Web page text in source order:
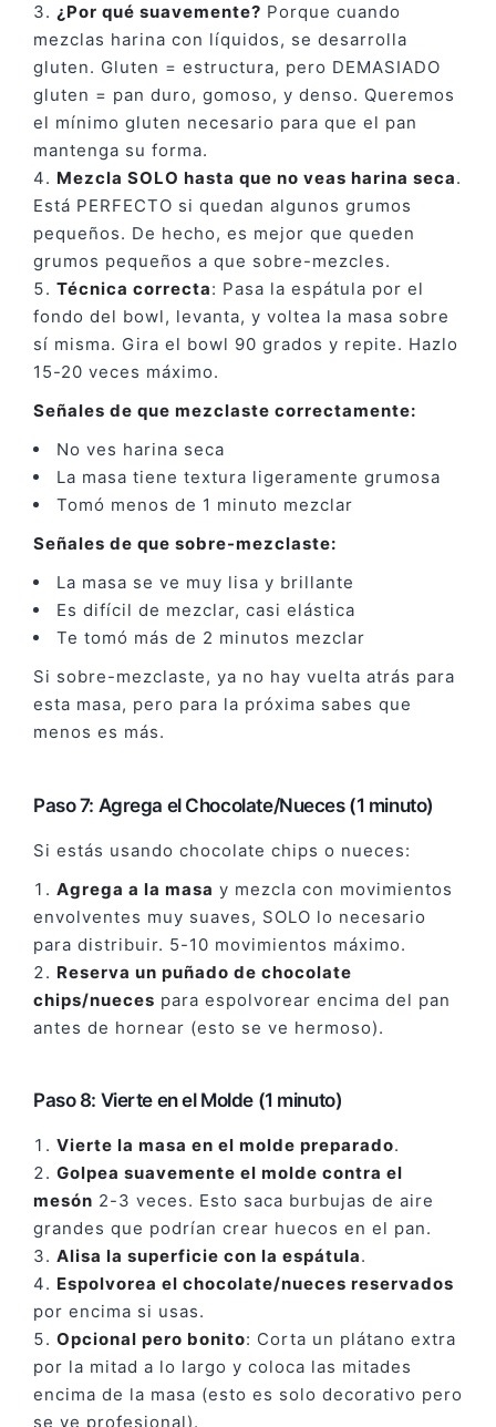
¿Por qué suavemente? Porque cuando
mezclas harina con líquidos, se desarrolla
gluten. Gluten = estructura, pero DEMASIADO
gluten = pan duro, gomoso, y denso. Queremos
el mínimo gluten necesario para que el pan
mantenga su forma.
Mezcla SOLO hasta que no veas harina seca.
Está PERFECTO si quedan algunos grumos
pequeños. De hecho, es mejor que queden
grumos pequeños a que sobre-mezcles.
Técnica correcta: Pasa la espátula por el
fondo del bowl, levanta, y voltea la masa sobre
sí misma. Gira el bowl 90 grados y repite. Hazlo
15-20 veces máximo.
Señales de que mezclaste correctamente:
No ves harina seca
La masa tiene textura ligeramente grumosa
Tomó menos de 1 minuto mezclar
Señales de que sobre-mezclaste:
La masa se ve muy lisa y brillante
Es difícil de mezclar, casi elástica
Te tomó más de 2 minutos mezclar
Si sobre-mezclaste, ya no hay vuelta atrás para
esta masa, pero para la próxima sabes que
menos es más.
Paso 7: Agrega el Chocolate/Nueces (1 minuto)
Si estás usando chocolate chips o nueces:
Agrega a la masa y mezcla con movimientos
envolventes muy suaves, SOLO lo necesario
para distribuir. 5-10 movimientos máximo.
Reserva un puñado de chocolate
chips/nueces para espolvorear encima del pan
antes de hornear (esto se ve hermoso).
Paso 8: Vierte en el Molde (1 minuto)
Vierte la masa en el molde preparado.
Golpea suavemente el molde contra el
mesón 2-3 veces. Esto saca burbujas de aire
grandes que podrían crear huecos en el pan.
Alisa la superficie con la espátula.
Espolvorea el chocolate/nueces reservados
por encima si usas.
Opcional pero bonito: Corta un plátano extra
por la mitad a lo largo y coloca las mitades
encima de la masa (esto es solo decorativo pero
se ve profesional).